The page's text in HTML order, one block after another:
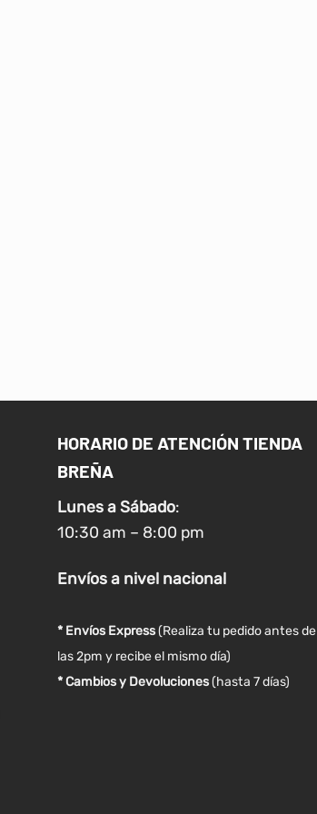
HORARIO DE ATENCIÓN TIENDA
BREÑA
Lunes a Sábado:
10:30 am – 8:00 pm
Envíosa nivel nacional
* Envíos Express(Realiza tu pedido antes de
las 2pm y recibe el mismo día)
* Cambios y Devoluciones (hasta 7 días)